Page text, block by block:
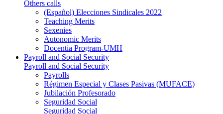
Others calls
(Español) Elecciones Sindicales 2022
Teaching Merits
Sexenies
Autonomic Merits
Docentia Program-UMH
Payroll and Social Security
Payroll and Social Security
Payrolls
Régimen Especial y Clases Pasivas (MUFACE)
Jubilación Profesorado
Seguridad Social
Seguridad Social